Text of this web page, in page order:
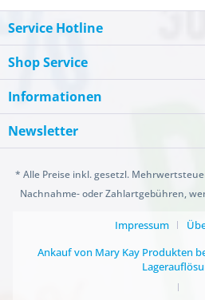
Service Hotline
Shop Service
Informationen
Newsletter
* Alle Preise inkl. gesetzl.
Nachnahme- oder Zahlartgebühren,
Impressum
Ankauf von Mary Kay Produkten